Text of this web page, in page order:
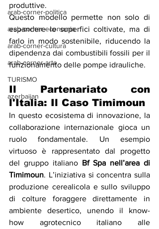
arab-corner-politica
arab-corner-economia
arab-corner-cultura
arab-corner-arte
TURISMO
azerbaijan
produttive.
Questo modello permette non solo di
espandere le superfici coltivate, ma di
farlo in modo sostenibile, riducendo la
dipendenza dai combustibili fossili per il
funzionamento delle pompe idrauliche.
Il Partenariato con
l'Italia: Il Caso Timimoun
In questo ecosistema di innovazione, la
collaborazione internazionale gioca un
ruolo fondamentale. Un esempio
virtuoso è rappresentato dal progetto
del gruppo italiano Bf Spa nell’area di
Timimoun. L’iniziativa si concentra sulla
produzione cerealicola e sullo sviluppo
di colture foraggere direttamente in
ambiente desertico, unendo il know-
how agrotecnico italiano alle